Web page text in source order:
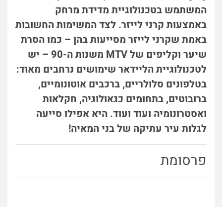
המשתמש בטכנולוגיית מדידת מרחק
באמצעות קרני לייזר. לצד המשימות החשובות
באמת שקרני לייזר מסייעות בהן – כמו הסרת
שיער וקליפים של MTV משנות ה-90 – יש
לטכנולוגיית הליידאר שימושים נרחבים מאוד:
בטלפונים סלולריים, ברכבים אוטונומיים,
ברובוטים, בתחומים כגאולוגיה, חקלאות
ואסטרונומיה ועוד ועוד. היא אפילו סייעה
לגלות עיר עתיקה של בני המאיה!
פרסומת